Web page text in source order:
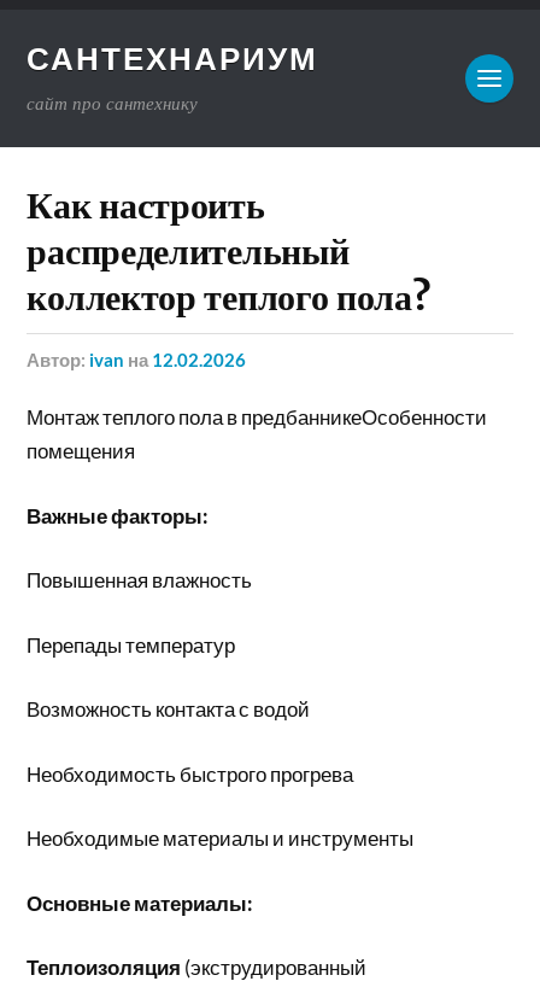
САНТЕХНАРИУМ
сайт про сантехнику
Как настроить
распределительный
коллектор теплого пола?
Автор: ivan на 12.02.2026
Монтаж теплого пола в предбанникеОсобенности
помещения
Важные факторы:
Повышенная влажность
Перепады температур
Возможность контакта с водой
Необходимость быстрого прогрева
Необходимые материалы и инструменты
Основные материалы:
Теплоизоляция (экструдированный